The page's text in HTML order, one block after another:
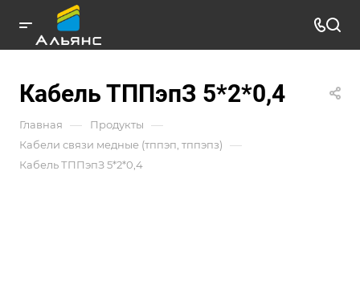
Кабель ТППэпЗ 5*2*0,4
Главная — Продукты —
Кабели связи медные (тппэп, тппэпз) —
Кабель ТППэпЗ 5*2*0,4